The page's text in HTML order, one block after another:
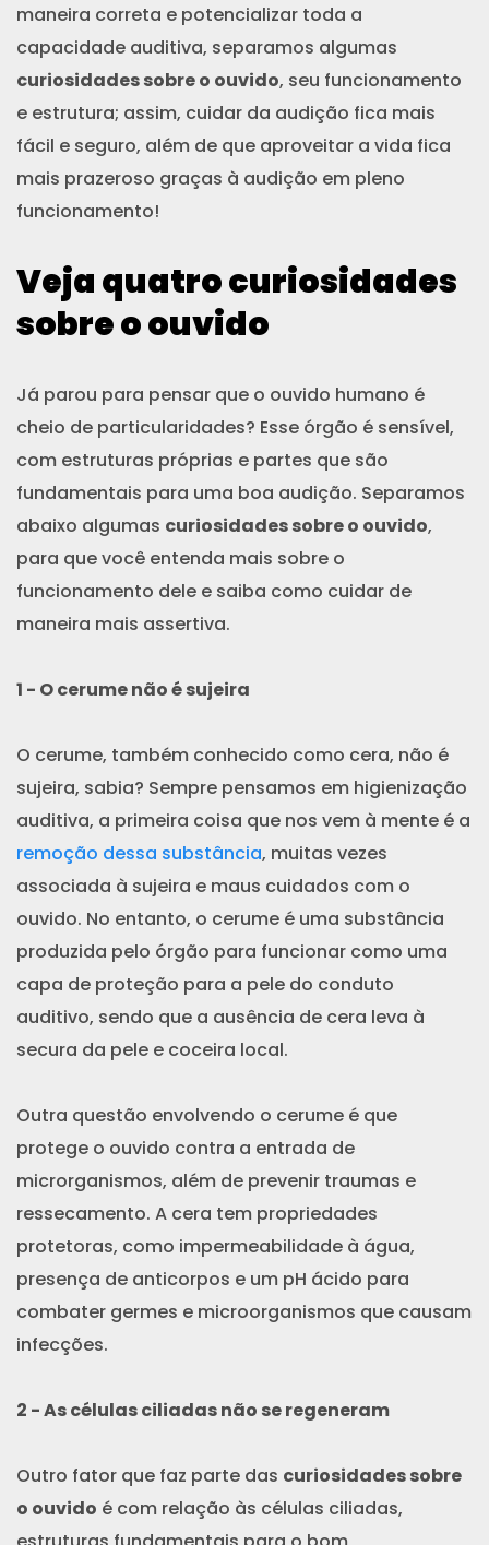
maneira correta e potencializar toda a
capacidade auditiva, separamos algumas
curiosidades sobre o ouvido, seu funcionamento
e estrutura; assim, cuidar da audição fica mais
fácil e seguro, além de que aproveitar a vida fica
mais prazeroso graças à audição em pleno
funcionamento!
Veja quatro curiosidades
sobre o ouvido
Já parou para pensar que o ouvido humano é
cheio de particularidades? Esse órgão é sensível,
com estruturas próprias e partes que são
fundamentais para uma boa audição. Separamos
abaixo algumas curiosidades sobre o ouvido,
para que você entenda mais sobre o
funcionamento dele e saiba como cuidar de
maneira mais assertiva.
1 - O cerume não é sujeira
O cerume, também conhecido como cera, não é
sujeira, sabia? Sempre pensamos em higienização
auditiva, a primeira coisa que nos vem à mente é a
remoção dessa substância, muitas vezes
associada à sujeira e maus cuidados com o
ouvido. No entanto, o cerume é uma substância
produzida pelo órgão para funcionar como uma
capa de proteção para a pele do conduto
auditivo, sendo que a ausência de cera leva à
secura da pele e coceira local.
Outra questão envolvendo o cerume é que
protege o ouvido contra a entrada de
microrganismos, além de prevenir traumas e
ressecamento. A cera tem propriedades
protetoras, como impermeabilidade à água,
presença de anticorpos e um pH ácido para
combater germes e microorganismos que causam
infecções.
2 - As células ciliadas não se regeneram
Outro fator que faz parte das curiosidades sobre
o ouvido é com relação às células ciliadas,